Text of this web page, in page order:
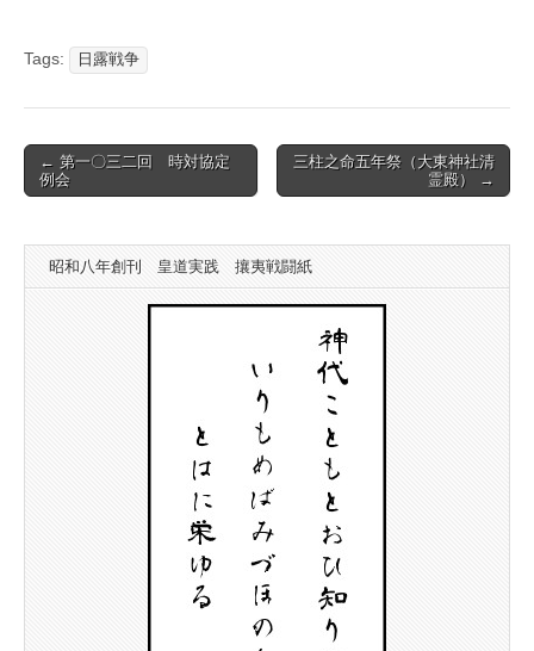
Tags: 日露戦争
Post
navigation
← 第一〇三二回 時対協定
例会
三柱之命五年祭（大東神社清
霊殿） →
昭和八年創刊 皇道実践 攘夷戦闘紙